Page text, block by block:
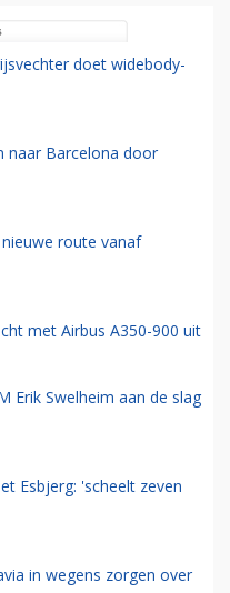
doet widebody-
naar Barcelona door
route vanaf
met Airbus A350-900 uit
Erik Swelheim aan de slag
Esbjerg: 'scheelt zeven
in wegens zorgen over